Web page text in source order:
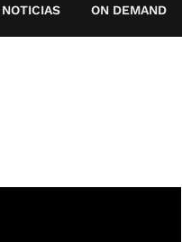
NOTICIAS ON DEMAND